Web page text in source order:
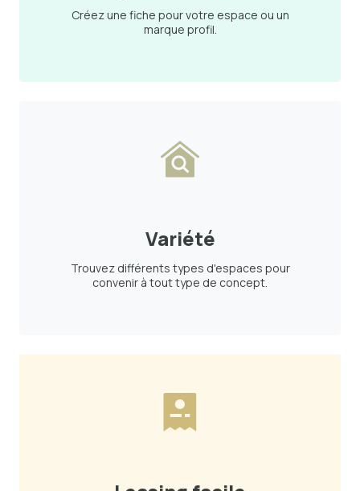
Créez une fiche pour votre espace ou un
marque profil.
Variété
Trouvez différents types d'espaces pour
convenir à tout type de concept.